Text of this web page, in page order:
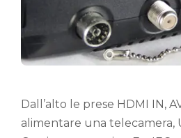
Dall’alto le prese HDMI IN,
alimentare una telecamera,